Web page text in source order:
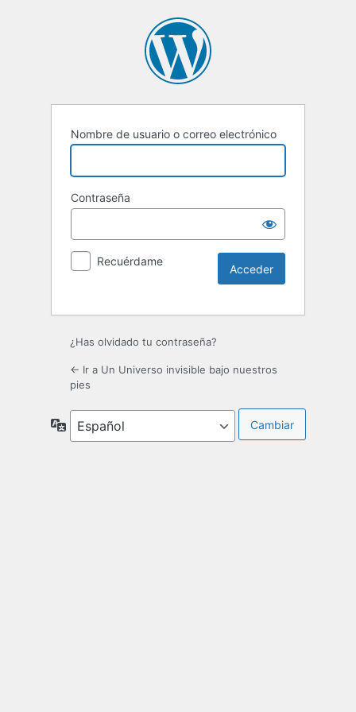
Nombre de usuario o correo electrónico
Contraseña
Recuérdame
¿Has olvidado tu contraseña?
← Ir a Un Universo invisible bajo nuestros
pies
Idioma